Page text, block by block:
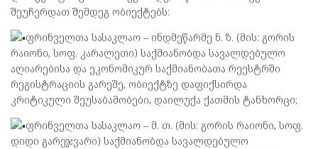
შეუჩერდათ შემდეგ ობიექტებს:
ფრინველთა სასაკლაო – ინდმეწარმე ნ. ზ. (მის: გორის
რაიონი, სოფ. კარალეთი) საქმიანობდა სავალდებულო
აღიარებისა და ეკონომიკურ საქმიანობათა რეესტრში
რეგისტრაციის გარეშე, ობიექტზე დაფიქსირდა
კრიტიკული შეუსაბამობები, დაილუქა ქათმის ტანხორცი;
ფრინველთა სასაკლაო – მ. თ. (მის: გორის რაიონი, სოფ.
დიდი გარეჯვარი) საქმიანობდა სავალდებულო